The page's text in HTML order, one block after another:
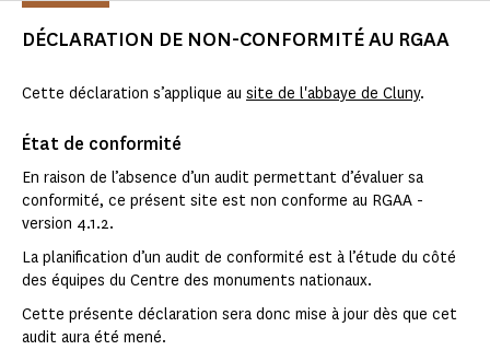
DÉCLARATION DE NON-CONFORMITÉ AU RGAA
Cette déclaration s’applique au site de l'abbaye de Cluny.
État de conformité
En raison de l’absence d’un audit permettant d’évaluer sa
conformité, ce présent site est non conforme au RGAA -
version 4.1.2.
La planification d’un audit de conformité est à l’étude du côté
des équipes du Centre des monuments nationaux.
Cette présente déclaration sera donc mise à jour dès que cet
audit aura été mené.